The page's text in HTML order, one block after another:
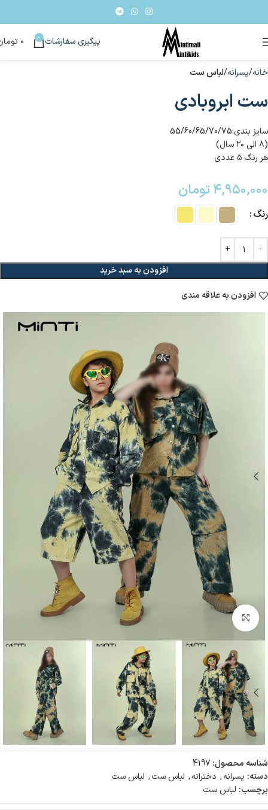
پیگیری سفارشات 0 ۰
خانه پسرانه لباس ست
ست ابروبادی
سایز بندی:55/60/65/70/75
(۸ الی ۲۰ سال)
هر رنگ ۵ عددی
۴,۹۵۰,۰۰۰تومان
رنگ
افزودن به سبد خرید
افزودن به علاقه مندی
بزرگنمایی تصویر
شناسه محصول: 4197
دسته: پسرانه, دخترانه, لباس ست, لباس ست
برچسب: لباس ست